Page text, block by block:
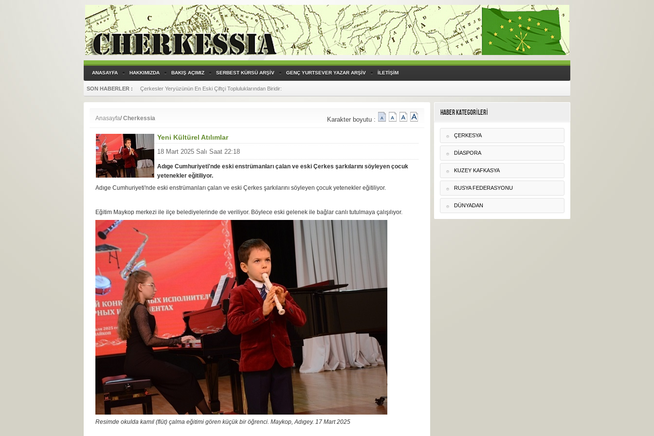
ANASAYFA HAKKIMIZDA BAKIŞ AÇIMIZ SERBEST KÜRSÜ ARŞİV GENÇ YURTSEVER YAZAR ARŞİV İLETİŞİM
SON HABERLER : Çerkesler Yeryüzünün En Eski Çiftçi Topluluklarından Biridir:
Anasayfa/Cherkessia Karakter boyutu :
Yeni Kültürel Atılımlar
18 Mart 2025 Salı Saat 22:18
Adıge Cumhuriyeti'nde eski enstrümanları çalan ve eski Çerkes şarkılarını söyleyen çocuk
yetenekler eğitiliyor.
Adıge Cumhuriyeti'nde eski enstrümanları çalan ve eski Çerkes şarkılarını söyleyen çocuk yetenekler eğitiliyor.
Eğitim Maykop merkezi ile ilçe belediyelerinde de veriliyor. Böylece eski gelenek ile bağlar canlı tutulmaya çalışılıyor.
Resimde okulda kamıl (flüt) çalma eğitimi gören küçük bir öğrenci. Maykop, Adıgey. 17 Mart 2025
HABER KATEGORİLERİ
ÇERKESYA
DIASPORA
KUZEY KAFKASYA
RUSYA FEDERASYONU
DÜNYADAN